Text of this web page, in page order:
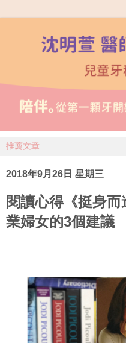
2018年9月26日 星期三
閱讀心得《挺身
業婦女的3個建議